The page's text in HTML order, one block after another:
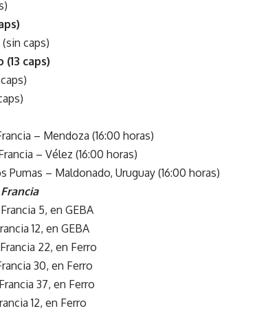
caps)
(13 caps)
– Mendoza (16:00 horas)
– Vélez (16:00 horas)
Pumas – Maldonado, Uruguay (16:00 horas)
5, en GEBA
12, en GEBA
22, en Ferro
30, en Ferro
37, en Ferro
12, en Ferro